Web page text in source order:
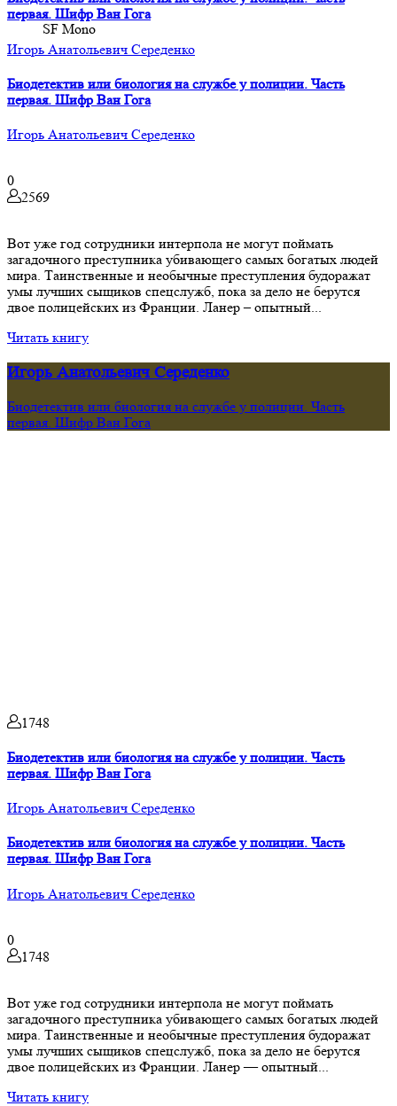
SF Mono
первая. Шифр Ван Гога
Игорь Анатольевич Середенко
Биодетектив или биология на службе у полиции. Часть
первая. Шифр Ван Гога
Игорь Анатольевич Середенко
0
2569
Вот уже год сотрудники интерпола не могут поймать
загадочного преступника убивающего самых богатых людей
мира. Таинственные и необычные преступления будоражат
умы лучших сыщиков спецслужб, пока за дело не берутся
двое полицейских из Франции. Ланер – опытный...
Читать книгу
Игорь Анатольевич Середенко
Биодетектив или биология на службе у полиции. Часть
первая. Шифр Ван Гога
1748
Биодетектив или биология на службе у полиции. Часть
первая. Шифр Ван Гога
Игорь Анатольевич Середенко
Биодетектив или биология на службе у полиции. Часть
первая. Шифр Ван Гога
Игорь Анатольевич Середенко
0
1748
Вот уже год сотрудники интерпола не могут поймать
загадочного преступника убивающего самых богатых людей
мира. Таинственные и необычные преступления будоражат
умы лучших сыщиков спецслужб, пока за дело не берутся
двое полицейских из Франции. Ланер — опытный...
Читать книгу